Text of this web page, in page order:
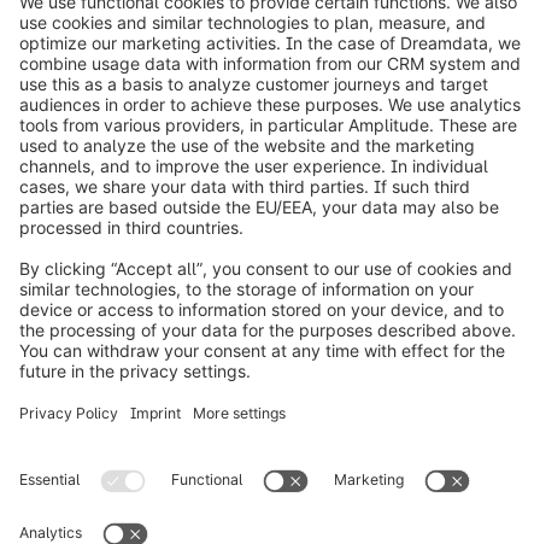
info@shopware.com
Over Shopware
Product
Oplossingen
Resources